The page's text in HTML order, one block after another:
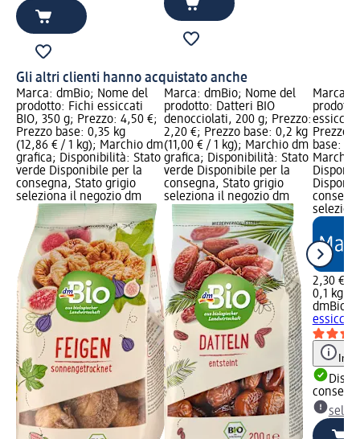
Gli altri clienti hanno acquistato anche
Marca: dmBio; Nome del
prodotto: Fichi essiccati
BIO, 350 g; Prezzo: 4,50 €;
Prezzo base: 0,35 kg
(12,86 € / 1 kg); Marchio dm
grafica; Disponibilità: Stato
verde Disponibile per la
consegna, Stato grigio
seleziona il negozio dm
Marca: dmBio; Nome del
prodotto: Datteri BIO
denocciolati, 200 g; Prezzo:
2,20 €; Prezzo base: 0,2 kg
(11,00 € / 1 kg); Marchio dm
grafica; Disponibilità: Stato
verde Disponibile per la
consegna, Stato grigio
seleziona il negozio dm
Marca:
Prezzo:
base:
Marchio
2,30 €
0,1 kg
dmBio